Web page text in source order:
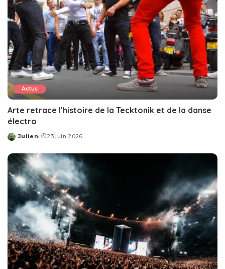
Actus
Arte retrace l’histoire de la Tecktonik et de la danse
électro
Posted
Julien 23 juin 2026